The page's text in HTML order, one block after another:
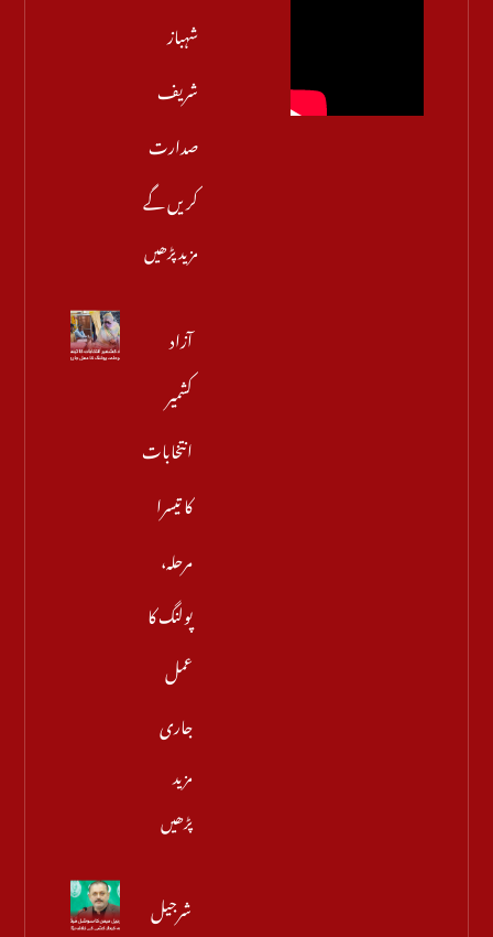
شہباز
شریف
صدارت
کریں گے
مزید پڑھیں
آزاد
کشمیر
انتخابات
کا تیسرا
مرحلہ،
پولنگ کا
عمل
جاری
مزید
پڑھیں
شرجیل